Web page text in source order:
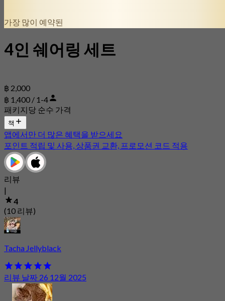
가장 많이 예약된
4인 쉐어링 세트
฿ 2,000
฿ 1,400 / 1-4
패키지당 순수 가격
책
앱에서만 더 많은 혜택을 받으세요
포인트 적립 및 사용, 상품권 교환, 프로모션 코드 적용
리뷰
|
4
(10 리뷰)
Tacha Jellyblack
리뷰 날짜 26 12월 2025